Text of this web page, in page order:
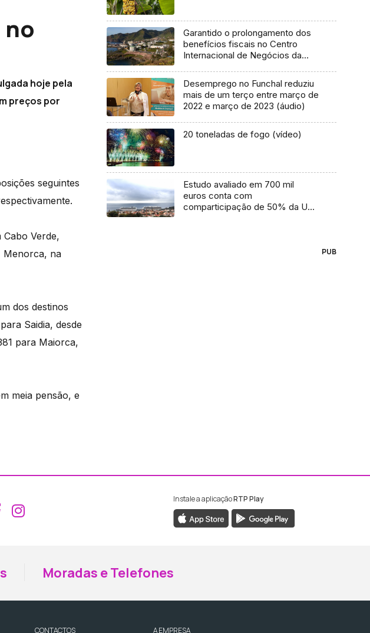
hoje pela
preços por
seguintes
Verde,
Menorca, na
dos destinos
Saidia, desde
para Maiorca,
meia pensão, e
Garantido o prolongamento dos
benefícios fiscais no Centro
Internacional de Negócios da
Desemprego no Funchal reduziu
mais de um terço entre março de
2022 e março de 2023 (áudio)
20 toneladas de fogo (vídeo)
Estudo avaliado em 700 mil
euros conta com
comparticipação de 50% da UE
PUB
Aceder ao Facebook da RTP Madeira
Aceder ao Instagram da RTP Madeira
Instale a aplicaçãoRTP Play
Moradas e Telefones
CONTACTOS A EMPRESA